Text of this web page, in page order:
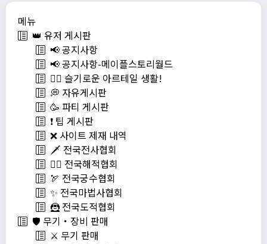
메뉴
👑 유저 게시판
📢 공지사항
📢 공지사항-메이플스토리월드
💁‍♂ 슬기로운 아르테일 생활!
💭 자유게시판
🥳 파티 게시판
❗️ 팁 게시판
❌ 사이트 제재 내역
🗡️ 전국전사협회
🏴‍☠️ 전국해적협회
🏹 전국궁수협회
✨ 전국마법사협회
🦹 전국도적협회
🛡️ 무기・장비 판매
⚔️ 무기 판매